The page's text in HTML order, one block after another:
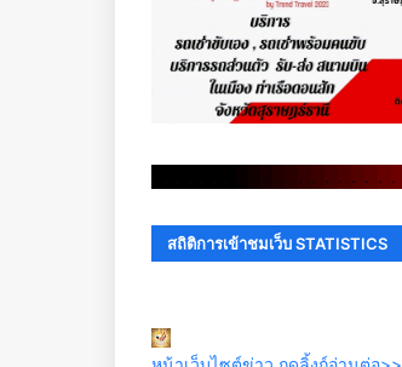
. . . . . . . . .
สถิติการเข้าชมเว็บ STATISTICS